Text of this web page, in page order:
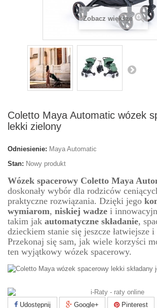
Zobacz większe
Coletto Maya Automatic wózek
lekki zielony
Odniesienie: Maya Automatic
Stan: Nowy produkt
Wózek spacerowy Coletto Maya
doskonały wybór dla rodziców
praktyczne rozwiązania. Dzięki jego
wymiarom, niskiej wadze i
takim jak automatyczne składanie,
dzieckiem stanie się jeszcze łatwiejsze
Przekonaj się sam, jak wiele korzyści
ten wyjątkowy wózek spacerowy.
Udostępnij Google+ Pinterest